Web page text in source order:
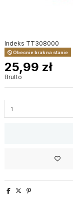
Indeks TT308000
Obecnie brak na stanie
25,99 zł
Brutto